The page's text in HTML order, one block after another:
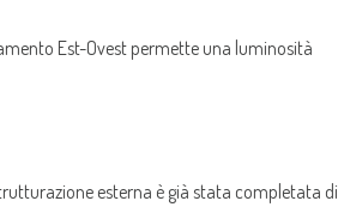
Est-Ovest permette una luminosità
esterna è già stata completata di